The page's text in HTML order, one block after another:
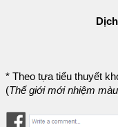
* Theo tựa tiểu thuyết
(Thế giới mới nhiệm màu